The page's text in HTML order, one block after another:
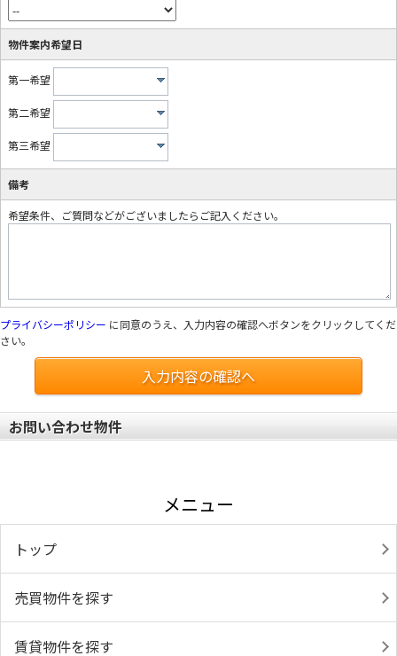
物件案内希望日
第一希望
第二希望
第三希望
備考
希望条件、ご質問などがございましたらご記入ください。
プライバシーポリシー に同意のうえ、入力内容の確認へボタンをクリックしてくだ
さい。
入力内容の確認へ
お問い合わせ物件
メニュー
トップ
売買物件を探す
賃貸物件を探す